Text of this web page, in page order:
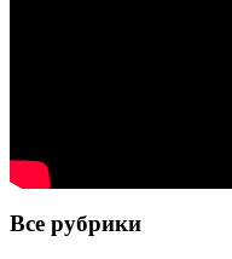
Все рубрики